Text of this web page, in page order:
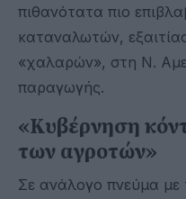
πιθανότατα πιο
καταναλωτών,
«χαλαρών», στη Ν.
παραγωγής.
«Κυβέρνηση
των αγροτών»
Σε ανάλογο πνεύμα με